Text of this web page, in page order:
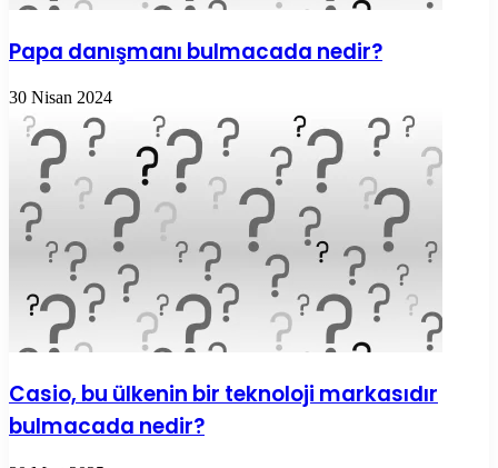
Papa danışmanı bulmacada nedir?
30 Nisan 2024
Casio, bu ülkenin bir teknoloji markasıdır
bulmacada nedir?